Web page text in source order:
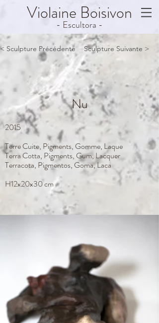
Violaine Boisivon
- Escultora -
< Sculpture Précédente Sculpture Suivante >
Nu
2015
Terre Cuite, Pigments, Gomme, Laque
Terra Cotta, Pigments, Gum, Lacquer
Terracota, Pigmentos, Goma, Laca
H12x20x30 cm